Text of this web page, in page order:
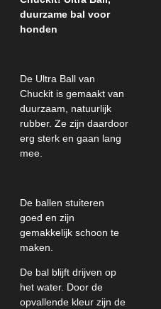
duurzame bal voor
honden
De Ultra Ball van
Chuckit is gemaakt van
duurzaam, natuurlijk
rubber. Ze zijn daardoor
erg sterk en gaan lang
mee.
De ballen stuiteren
goed en zijn
gemakkelijk schoon te
maken.
De bal blijft drijven op
het water. Door de
opvallende kleur zijn de